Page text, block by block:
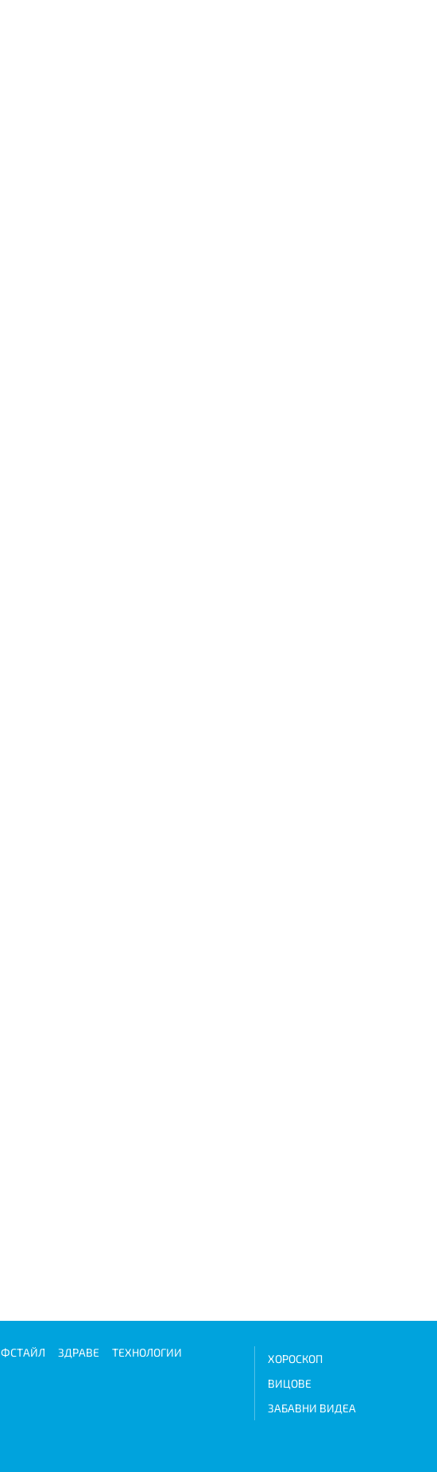
ЗДРАВЕ
ТЕХНОЛОГИИ
ХОРОСКОП
ВИЦОВЕ
ЗАБАВНИ ВИДЕА